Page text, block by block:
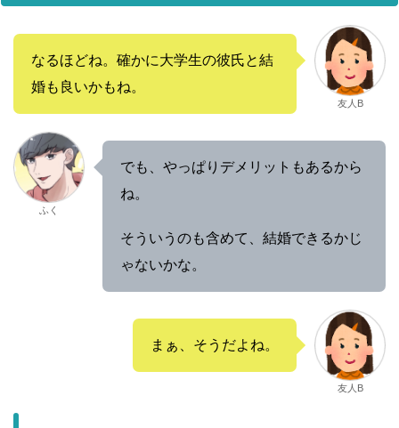
なるほどね。確かに大学生の彼氏と結
婚も良いかもね。
友人B
ふく
でも、やっぱりデメリットもあるから
ね。
そういうのも含めて、結婚できるかじ
ゃないかな。
まぁ、そうだよね。
友人B